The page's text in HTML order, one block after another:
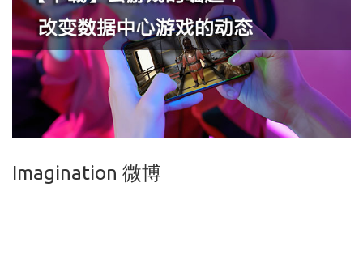
Imagination 微博